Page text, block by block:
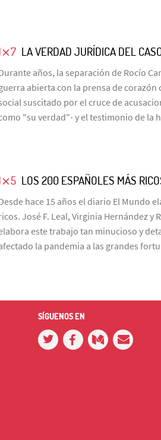
LA VERDAD JURÍDICA DEL
años, la separación de Rocío
abierta con la prensa de
suscitado por el cruce de
"su verdad"- y el testimonio de la
LOS 200 ESPAÑOLES MÁS
hace 15 años el diario El Mundo
José F. Leal, Virginia Hernández y
este trabajo tan minucioso y
la pandemia a las grandes
SÍGUENOS EN